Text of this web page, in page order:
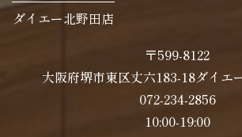
ダイエー北野田店
〒599-8122
大阪府堺市東区丈六183-18ダイエ
072-234-2856
10:00-19:00